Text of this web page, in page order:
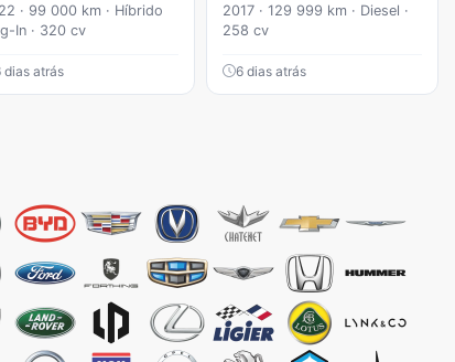
· 99 000 km · Híbrido
In · 320 cv
dias atrás
2017 · 129 999 km · Diesel ·
258 cv
6 dias atrás